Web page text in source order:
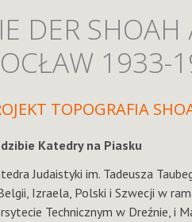
DER
1933-
TOPOGRAFIA
Katedry na Piasku
Judaistyki im. Tadeusza
Izraela, Polski i Szwecji w
Technicznym w Dreźnie,